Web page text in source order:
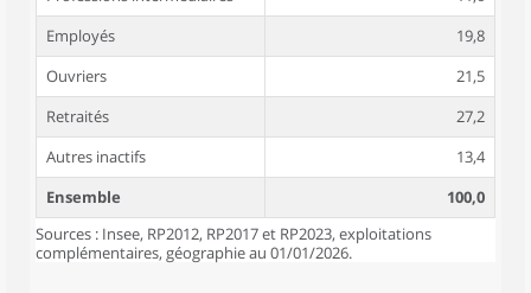
Employés
19,8
Ouvriers
21,5
Retraités
27,2
Autres inactifs
13,4
Ensemble
100,0
Sources : Insee, RP2012, RP2017 et RP2023, exploitations
complémentaires, géographie au 01/01/2026.